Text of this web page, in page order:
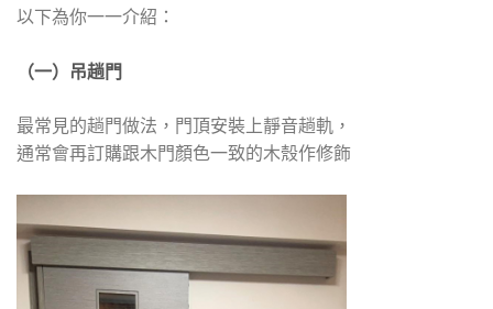
以下為你一一介紹：
（一）吊趟門
最常見的趟門做法，門頂安裝上靜音趟軌，
通常會再訂購跟木門顏色一致的木殼作修飾